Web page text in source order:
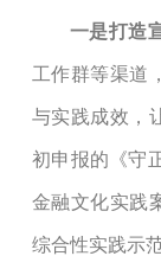
一是打造
工作群等渠道
与实践成效，
初申报的《守
金融文化实践
综合性实践示